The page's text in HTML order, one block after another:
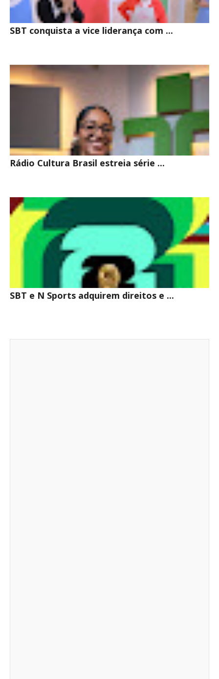
SBT conquista a vice liderança com ...
Rádio Cultura Brasil estreia série ...
SBT e N Sports adquirem direitos e ...